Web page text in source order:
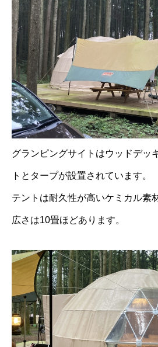
グランピングサイトはウッドデッ
トとタープが設置されています。
テントは耐久性が高いケミカル素材
広さは10畳ほどあります。